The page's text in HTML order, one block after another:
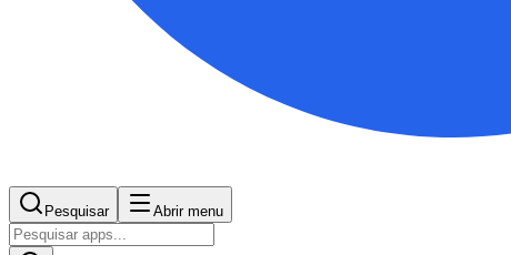
Pesquisar Abrir menu